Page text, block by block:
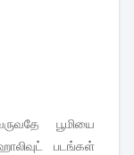
பூமியை
படங்கள்